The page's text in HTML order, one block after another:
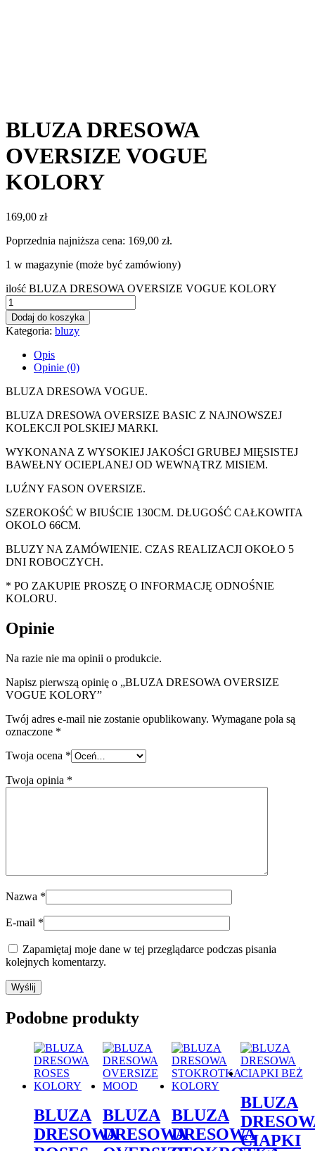
BLUZA DRESOWA
OVERSIZE VOGUE
KOLORY
169,00 zł
Poprzednia najniższa cena: 169,00 zł.
1 w magazynie (może być zamówiony)
ilość BLUZA DRESOWA OVERSIZE VOGUE KOLORY
Dodaj do koszyka
Kategoria: bluzy
Opis
Opinie (0)
BLUZA DRESOWA VOGUE.
BLUZA DRESOWA OVERSIZE BASIC Z NAJNOWSZEJ
KOLEKCJI POLSKIEJ MARKI.
WYKONANA Z WYSOKIEJ JAKOŚCI GRUBEJ MIĘSISTEJ
BAWEŁNY OCIEPLANEJ OD WEWNĄTRZ MISIEM.
LUŹNY FASON OVERSIZE.
SZEROKOŚĆ W BIUŚCIE 130CM. DŁUGOŚĆ CAŁKOWITA
OKOLO 66CM.
BLUZY NA ZAMÓWIENIE. CZAS REALIZACJI OKOŁO 5
DNI ROBOCZYCH.
* PO ZAKUPIE PROSZĘ O INFORMACJĘ ODNOŚNIE
KOLORU.
Opinie
Na razie nie ma opinii o produkcie.
Napisz pierwszą opinię o „BLUZA DRESOWA OVERSIZE
VOGUE KOLORY”
Twój adres e-mail nie zostanie opublikowany. Wymagane pola są
oznaczone *
Twoja ocena *
Twoja opinia *
Nazwa *
E-mail *
Zapamiętaj moje dane w tej przeglądarce podczas pisania
kolejnych komentarzy.
Podobne produkty
BLUZA
DRESOWA
BLUZA
DRESOWA
BLUZA
DRESOWA
BLUZA
CIAPKI